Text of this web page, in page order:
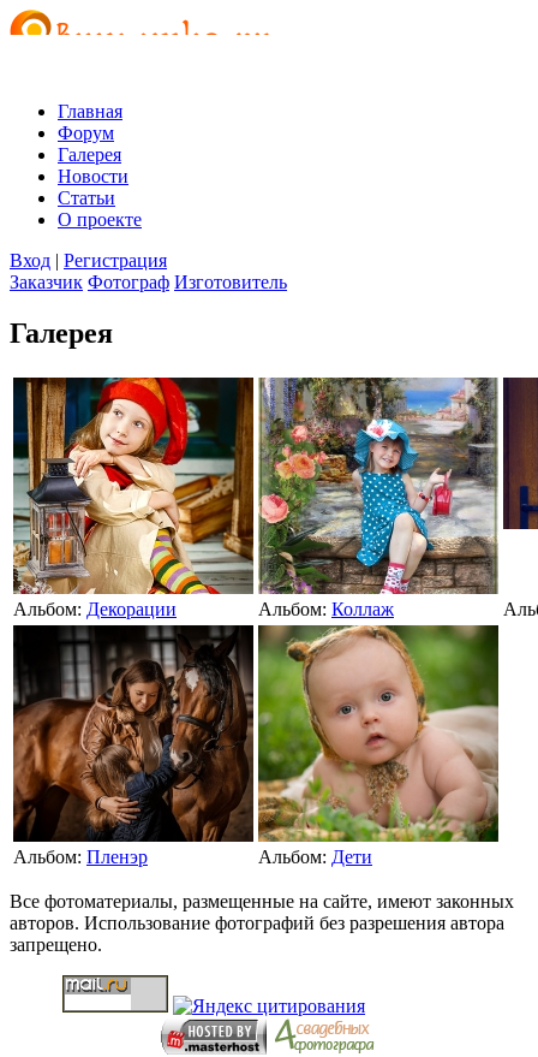
Главная
Форум
Галерея
Новости
Статьи
О проекте
Вход | Регистрация
Заказчик Фотограф Изготовитель
Галерея
Альбом: Декорации Альбом: Коллаж
Альбом: Пленэр Альбом: Дети
Все фотоматериалы, размещенные на сайте, имеют законных
авторов. Использование фотографий без разрешения автора
запрещено.